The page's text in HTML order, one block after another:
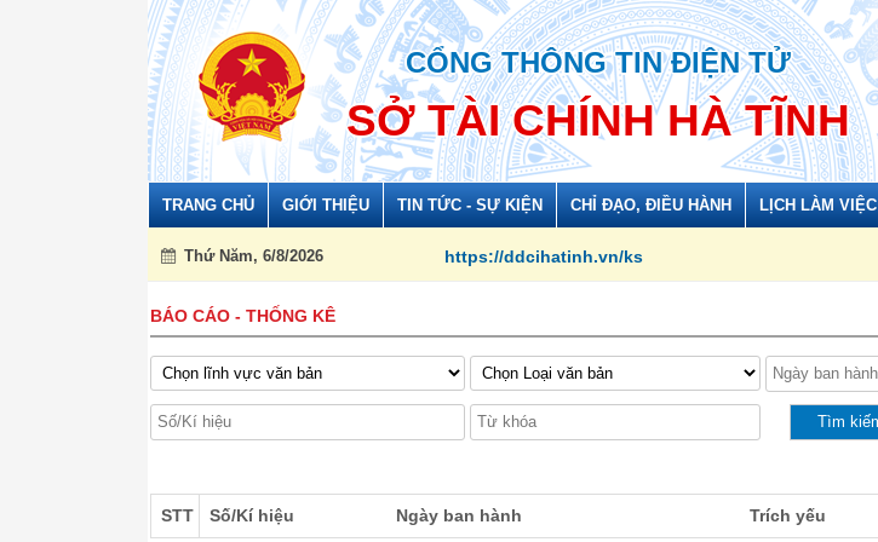
CỔNG THÔNG TIN ĐIỆN TỬ
SỞ TÀI CHÍNH HÀ TĨNH
TRANG CHỦ GIỚI THIỆU TIN TỨC - SỰ KIỆN CHỈ ĐẠO, ĐIỀU HÀNH LỊCH LÀM VIỆC
Thứ Năm, 6/8/2026 https://ddcihatinh.vn/ks
BÁO CÁO - THỐNG KÊ
STT Số/Kí hiệu Ngày ban hành Trích yếu
Đã kết nối EMC